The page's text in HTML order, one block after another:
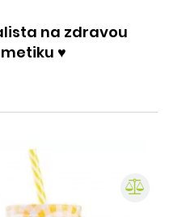
na zdravou
♥️